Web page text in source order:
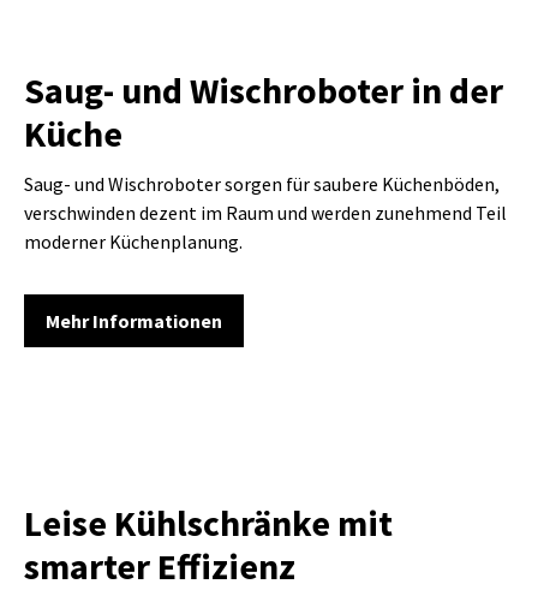
Saug- und Wischroboter in der
Küche
Saug- und Wischroboter sorgen für saubere Küchenböden,
verschwinden dezent im Raum und werden zunehmend Teil
moderner Küchenplanung.
Mehr Informationen
Leise Kühlschränke mit
smarter Effizienz